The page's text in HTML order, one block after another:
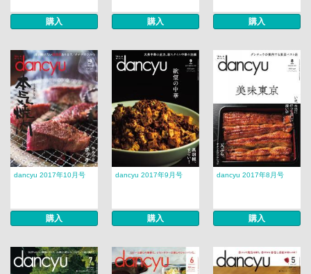
購入 購入 購入
dancyu 2017年10月号
購入
dancyu 2017年9月号
購入
dancyu 2017年8月号
購入